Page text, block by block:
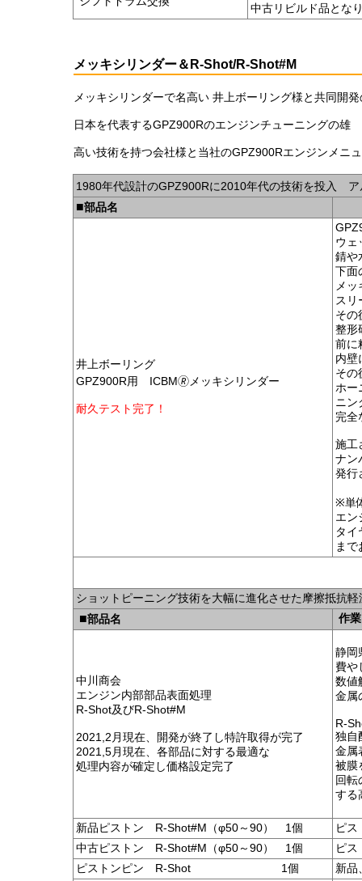
中古リビルド品とな
メッキシリンダー＆R-Shot/R-Shot#M
メッキシリンダーで名高い 井上ボーリング様と共同開
日本を代表するGPZ900Rのエンジンチューニングの
高い技術を持つ会社様と当社のGPZ900Rエンジンメニ
1980年代設計のGPZ900Rに2010年代の技術を投入
■部品名
井上ボーリング
GPZ900R用 ICBM🄬メッキシリンダー
耐久テスト完了！
ウェ
錆や
下面
メッ
スリ
その
整形
前に
内壁
その
ホー
ニン
完全
施工
ナン
発行
※単
エン
タイ
ま
ショットピーニング技術を大幅に進化させた摩擦抵抗
■部品名 作
中川商会
エンジン内部部品表面処理
R-Shot及びR-Shot#M
2021,2月現在、開発が終了し特許取得が完了
2021,5月現在、各部品に対する最適な
処理内容が確定し価格設定完了
静岡
費や
数値
金属
R-
独自
金属
被膜
回転
する
新品ピストン R-Shot#M（φ50～90） 1個
ピス
中古ピストン R-Shot#M（φ50～90） 1個
ピス
ピストンピン
R-Shot 1個 新品